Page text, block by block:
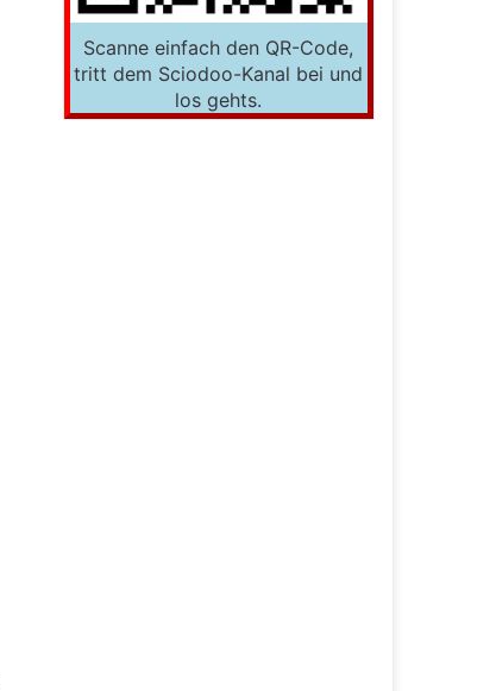
Scanne einfach den QR-Code,
tritt dem Sciodoo-Kanal bei und
los gehts.